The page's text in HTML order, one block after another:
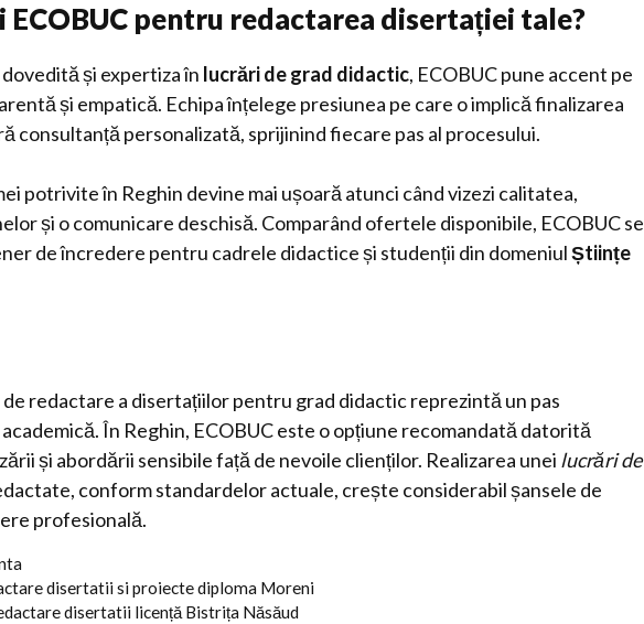
ECOBUC pentru redactarea disertației tale?
și expertiza în lucrări de grad didactic, ECOBUC pune accent pe
și empatică. Echipa înțelege presiunea pe care o implică finalizarea
consultanță personalizată, sprijinind fiecare pas al procesului.
potrivite în Reghin devine mai ușoară atunci când vizezi calitatea,
și o comunicare deschisă. Comparând ofertele disponibile, ECOBUC se
de încredere pentru cadrele didactice și studenții din domeniulȘtiințe
redactare a disertațiilor pentru grad didactic reprezintă un pas
În Reghin, ECOBUC este o opțiune recomandată datorită
și abordării sensibile față de nevoile clienților. Realizarea unei lucrări de
conform standardelor actuale, crește considerabil șansele de
profesională.
disertatii si proiecte diploma Moreni
disertatii licență Bistrița Năsăud